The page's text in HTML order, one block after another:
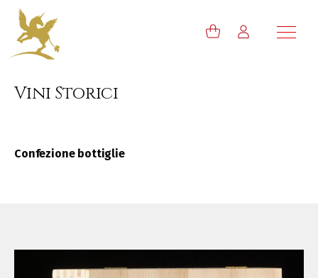
Vini Storici
Confezione bottiglie